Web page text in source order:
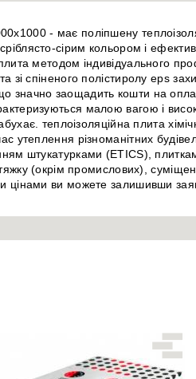
- має поліпшену
сріблясто-сірим кольором і
плита методом
зі спіненого полістиролу eps
значно заощадить кошти на
малою вагою і
теплоізоляційна плита
утеплення різноманітних
штукатурками (ETICS),
(окрім промислових),
цінами ви можете залишивши